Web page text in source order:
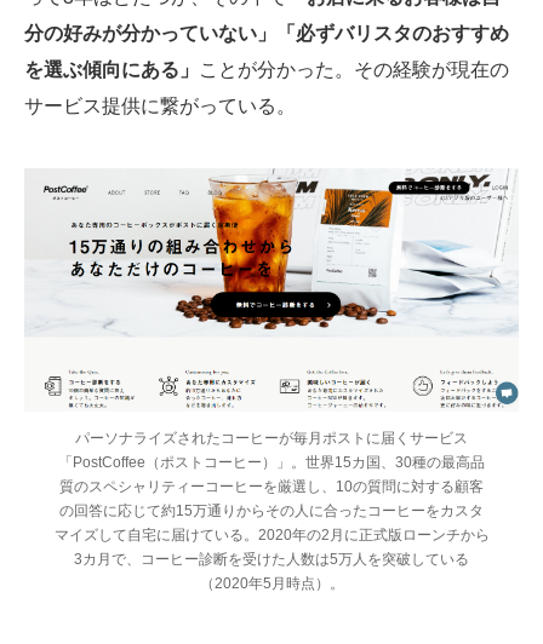
分の好みが分かっていない」「必ずバリスタのおすすめ
を選ぶ傾向にある」
ことが分かった。その経験が現在の
サービス提供に繋がっている。
パーソナライズされたコーヒーが毎月ポストに届くサービス
「PostCoffee（ポストコーヒー）」。世界15カ国、30種の最高品
質のスペシャリティーコーヒーを厳選し、10の質問に対する顧客
の回答に応じて約15万通りからその人に合ったコーヒーをカスタ
マイズして自宅に届けている。2020年の2月に正式版ローンチから
3カ月で、コーヒー診断を受けた人数は5万人を突破している
（2020年5月時点）。